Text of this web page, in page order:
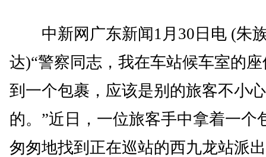
中新网广东新闻1月30日电 (朱
达)“警察同志，我在车站候车室的
到一个包裹，应该是别的旅客不小
的。”近日，一位旅客手中拿着一个
匆匆地找到正在巡站的西九龙站派